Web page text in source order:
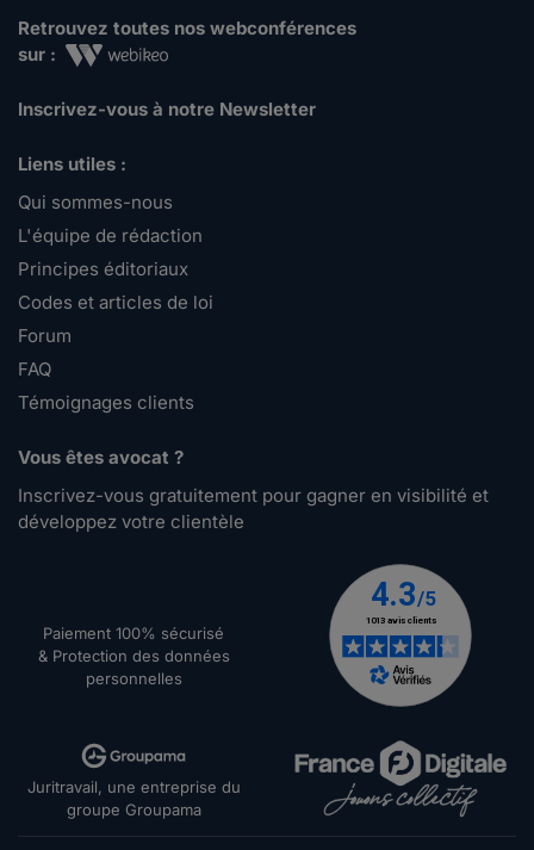
Retrouvez toutes nos webconférences
sur :
Inscrivez-vous à notre Newsletter
Liens utiles :
Qui sommes-nous
L'équipe de rédaction
Principes éditoriaux
Codes et articles de loi
Forum
FAQ
Témoignages clients
Vous êtes avocat ?
Inscrivez-vous gratuitement pour gagner en visibilité et
développez votre clientèle
Paiement 100% sécurisé
& Protection des données
personnelles
Juritravail, une entreprise du
groupe Groupama